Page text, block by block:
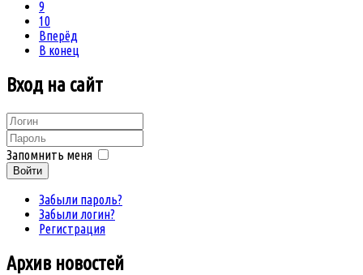
9
10
Вперёд
В конец
Вход на сайт
Запомнить меня
Войти
Забыли пароль?
Забыли логин?
Регистрация
Архив новостей